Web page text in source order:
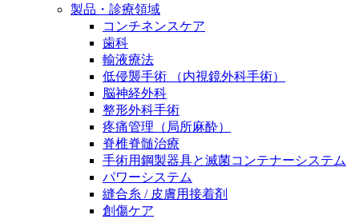
製品ポートフォリオ​
こちらの製品ポートフォリオからも、製品をお探しい
ただくことができます。
ビー・ブラウンエースクラッﾌﾟで新たな可能性を見つ
けませんか？現在募集中のポジションをご覧いただけ
製品・診療領域
コンチネンスケア
歯科
輸液療法
低侵襲手術 （内視鏡外科手術）
脳神経外科
整形外科手術
疼痛管理（局所麻酔）
脊椎脊髄治療
手術用鋼製器具と滅菌コンテナーシステム
パワーシステム
縫合糸 / 皮膚用接着剤
創傷ケア